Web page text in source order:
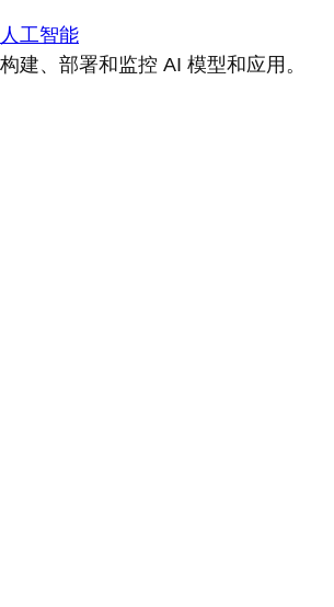
人工智能
构建、部署和监控 AI 模型和应用。